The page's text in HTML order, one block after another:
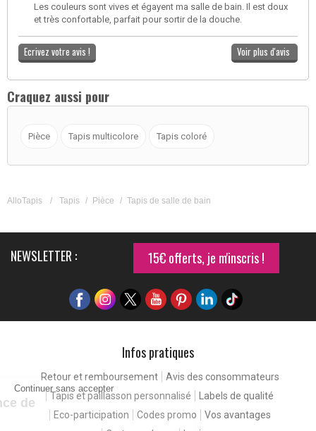
Continuer sans accepter
Pour une expérience de
meilleure qualité
Les couleurs sont vives et égayent ma salle de bain. Il est doux
et très confortable, parfait pour sortir de la douche.
Ecrivez votre avis ! Voir plus d'avis
Craquez aussi pour
Pièce Tapis multicolore Tapis coloré
AlloTapis / Tapis / Pièce / Tapis de salle de bain
NEWSLETTER : 15€ offerts, je m'inscris !
Infos pratiques
Retour et remboursement
Avis des consommateurs
Tapis et paillasson personnalisé
Labels de qualité
Eco-participation
Codes promo
Vos avantages